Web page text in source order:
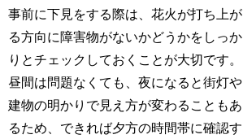
事前に下見をする際は、花火が打ち上が
る方向に障害物がないかどうかをしっか
りとチェックしておくことが大切です。
昼間は問題なくても、夜になると街灯や
建物の明かりで見え方が変わることもあ
るため、できれば夕方の時間帯に確認す